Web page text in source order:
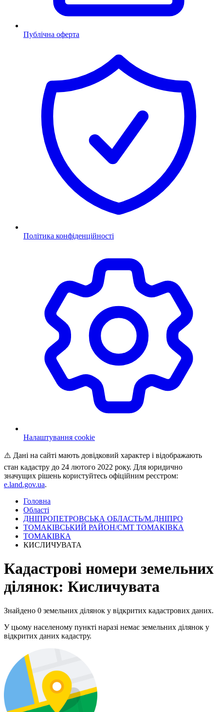
Публічна оферта
Політика конфіденційності
Налаштування cookie
⚠️ Дані на сайті мають довідковий характер і відображають
стан кадастру до 24 лютого 2022 року. Для юридично
значущих рішень користуйтесь офіційним реєстром:
e.land.gov.ua.
Головна
Області
ДНІПРОПЕТРОВСЬКА ОБЛАСТЬ/М.ДНІПРО
ТОМАКІВСЬКИЙ РАЙОН/СМТ ТОМАКІВКА
ТОМАКІВКА
КИСЛИЧУВАТА
Кадастрові номери земельних
ділянок: Кисличувата
Знайдено 0 земельних ділянок у відкритих кадастрових даних.
У цьому населеному пункті наразі немає земельних ділянок у
відкритих даних кадастру.